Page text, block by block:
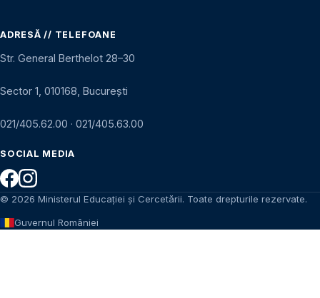
ADRESĂ // TELEFOANE
Str. General Berthelot 28–30
Sector 1, 010168, București
021/405.62.00 · 021/405.63.00
SOCIAL MEDIA
© 2026 Ministerul Educației și Cercetării. Toate drepturile rezervate.
Guvernul României